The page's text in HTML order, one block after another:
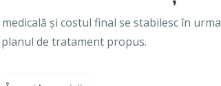
și costul final se stabilesc în urma
de tratament propus.